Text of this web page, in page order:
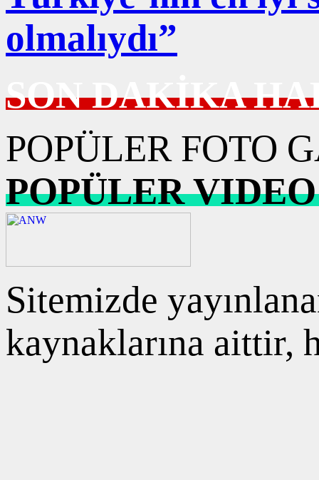
olmalıydı”
SON DAKİKA
POPÜLER FOTO
POPÜLER
Sitemizde
kaynaklarına aittir,